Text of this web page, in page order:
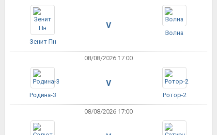
Зенит Пн
V
Волна
08/08/2026 17:00
Родина-3
V
Ротор-2
08/08/2026 17:00